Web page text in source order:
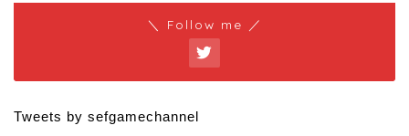
＼ Follow me ／
Tweets by sefgamechannel